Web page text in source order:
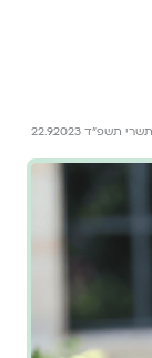
תשפ״ד 22.9.2023